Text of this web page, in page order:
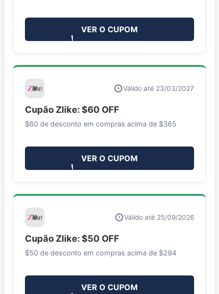
VER O CUPOM
Válido até 23/03/2027
Cupão Zlike: $60 OFF
$60 de desconto em compras acima de $365
VER O CUPOM
Válido até 25/09/2026
Cupão Zlike: $50 OFF
$50 de desconto em compras acima de $294
VER O CUPOM